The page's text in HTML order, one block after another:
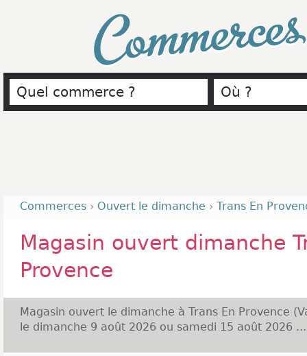
Commerces › Ouvert le dimanche › Trans En
Magasin ouvert dimanche
Provence
Magasin ouvert le dimanche à Trans En Provence
le dimanche 9 août 2026 ou samedi 15 août 2026 ...